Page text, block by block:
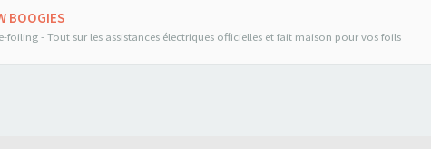
BOOGIES
foiling - Tout sur les assistances électriques officielles et fait maison pour vos foils